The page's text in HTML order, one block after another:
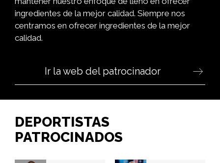
ingredientes de la mejor calidad. Siempre nos
centramos en ofrecer ingredientes de la mejor
calidad.
Ir la web del patrocinador
DEPORTISTAS
PATROCINADOS